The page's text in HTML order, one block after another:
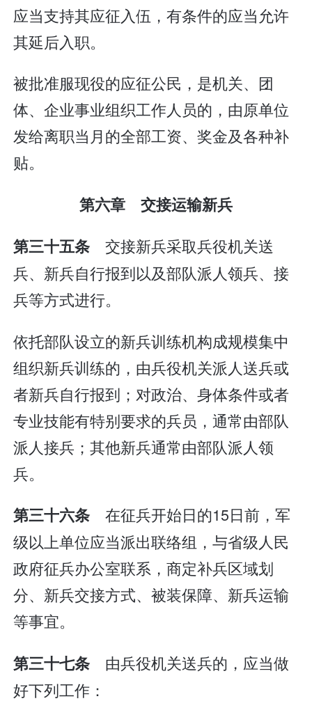
应当支持其应征入伍，有条件的应当允许
其延后入职。
被批准服现役的应征公民，是机关、团
体、企业事业组织工作人员的，由原单位
发给离职当月的全部工资、奖金及各种补
贴。
第六章 交接运输新兵
第三十五条 交接新兵采取兵役机关送
兵、新兵自行报到以及部队派人领兵、接
兵等方式进行。
依托部队设立的新兵训练机构成规模集中
组织新兵训练的，由兵役机关派人送兵或
者新兵自行报到；对政治、身体条件或者
专业技能有特别要求的兵员，通常由部队
派人接兵；其他新兵通常由部队派人领
兵。
第三十六条 在征兵开始日的15日前，军
级以上单位应当派出联络组，与省级人民
政府征兵办公室联系，商定补兵区域划
分、新兵交接方式、被装保障、新兵运输
等事宜。
第三十七条 由兵役机关送兵的，应当做
好下列工作：